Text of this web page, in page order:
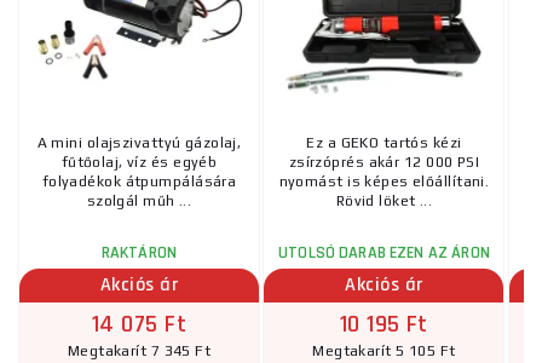
A mini olajszivattyú gázolaj,
fűtőolaj, víz és egyéb
folyadékok átpumpálására
szolgál műh ...
RAKTÁRON
Akciós ár
14 075 Ft
Megtakarít 7 345 Ft
Ez a GEKO tartós kézi
zsírzóprés akár 12 000 PSI
nyomást is képes előállítani.
Rövid löket ...
UTOLSÓ DARAB EZEN AZ ÁRON
Akciós ár
10 195 Ft
Megtakarít 5 105 Ft